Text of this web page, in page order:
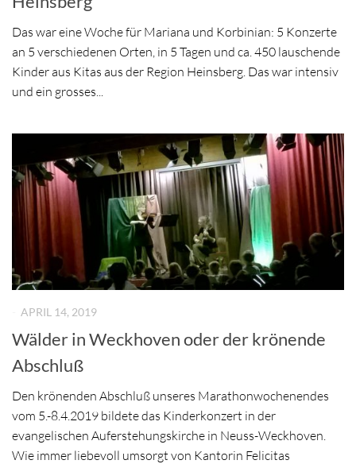
Das war eine Woche für Mariana und Korbinian: 5 Konzerte
an 5 verschiedenen Orten, in 5 Tagen und ca. 450 lauschende
Kinder aus Kitas aus der Region Heinsberg. Das war intensiv
und ein grosses...
APRIL 14, 2019
Wälder in Weckhoven oder der krönende
Abschluß
Den krönenden Abschluß unseres Marathonwochenendes
vom 5.-8.4.2019 bildete das Kinderkonzert in der
evangelischen Auferstehungskirche in Neuss-Weckhoven.
Wie immer liebevoll umsorgt von Kantorin Felicitas